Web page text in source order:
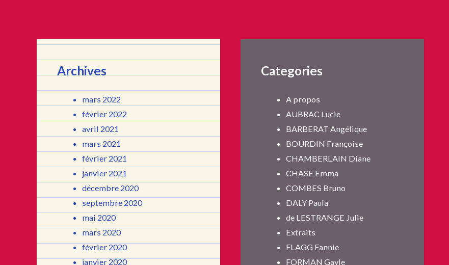
Archives
mars 2022
février 2022
avril 2021
mars 2021
février 2021
janvier 2021
décembre 2020
septembre 2020
mai 2020
mars 2020
février 2020
janvier 2020
Categories
A propos
AUBRAC Lucie
BARBERAT Angélique
BOURDIN Françoise
CHAMBERLAIN Diane
CHASE Emma
COMBES Bruno
DALY Paula
de LESTRANGE Julie
Extraits
FLAGG Fannie
FORMAN Gayle